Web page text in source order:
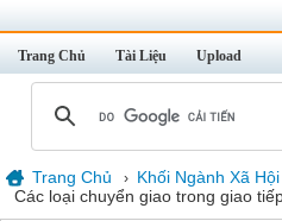
Trang Chủ Tài Liệu Upload
Trang Chủ › Khối Ngành Xã Hội
Các loại chuyển giao trong giao